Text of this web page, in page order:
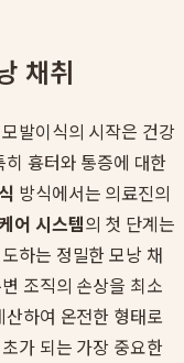
채취
발이식의 시작은 건강
흉터와 통증에 대한
방식에서는 의료진의
어 시스템의 첫 단계는
하는 정밀한 모낭 채
조직의 손상을 최소
하여 온전한 형태로
가 되는 가장 중요한